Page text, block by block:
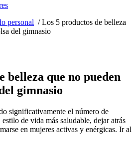
personal /Los 5 productos de belleza
del gimnasio
belleza que no pueden
gimnasio
significativamente el número de
de vida más saludable, dejar atrás
en mujeres activas y enérgicas. Ir al